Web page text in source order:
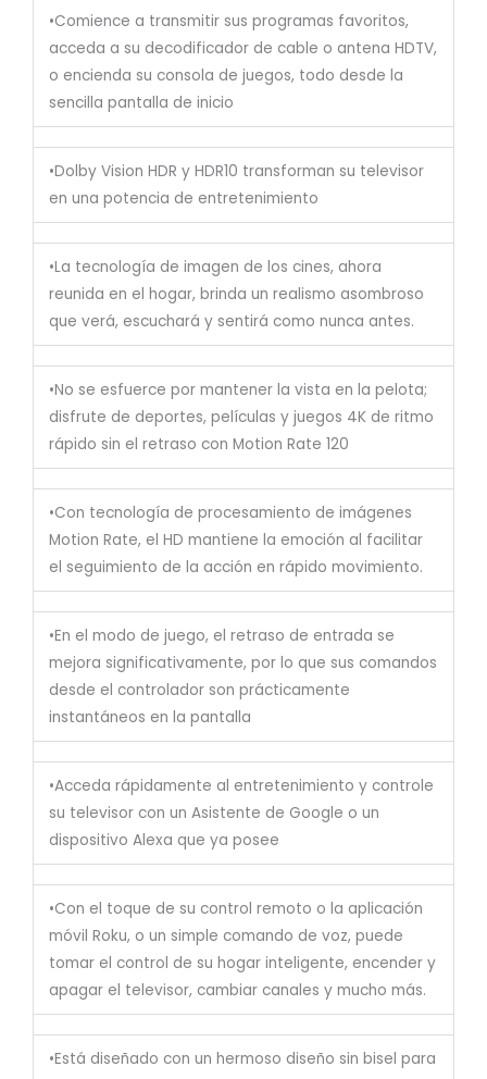
•Comience a transmitir sus programas favoritos,
acceda a su decodificador de cable o antena HDTV,
o encienda su consola de juegos, todo desde la
sencilla pantalla de inicio
•Dolby Vision HDR y HDR10 transforman su televisor
en una potencia de entretenimiento
•La tecnología de imagen de los cines, ahora
reunida en el hogar, brinda un realismo asombroso
que verá, escuchará y sentirá como nunca antes.
•No se esfuerce por mantener la vista en la pelota;
disfrute de deportes, películas y juegos 4K de ritmo
rápido sin el retraso con Motion Rate 120
•Con tecnología de procesamiento de imágenes
Motion Rate, el HD mantiene la emoción al facilitar
el seguimiento de la acción en rápido movimiento.
•En el modo de juego, el retraso de entrada se
mejora significativamente, por lo que sus comandos
desde el controlador son prácticamente
instantáneos en la pantalla
•Acceda rápidamente al entretenimiento y controle
su televisor con un Asistente de Google o un
dispositivo Alexa que ya posee
•Con el toque de su control remoto o la aplicación
móvil Roku, o un simple comando de voz, puede
tomar el control de su hogar inteligente, encender y
apagar el televisor, cambiar canales y mucho más.
•Está diseñado con un hermoso diseño sin bisel para